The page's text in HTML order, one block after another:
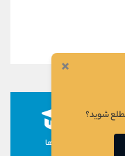
دوره ها
×
شوید؟